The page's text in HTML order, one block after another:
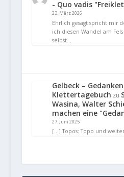
- Quo vadis
23. März 2026
Ehrlich gesagt spricht mir
ich diesen Wandel am
selbst…
Gelbeck –
Klettertagebuch zu
Wasina, Walter
machen eine
27. Juni 2025
[…] Topos: Topo und